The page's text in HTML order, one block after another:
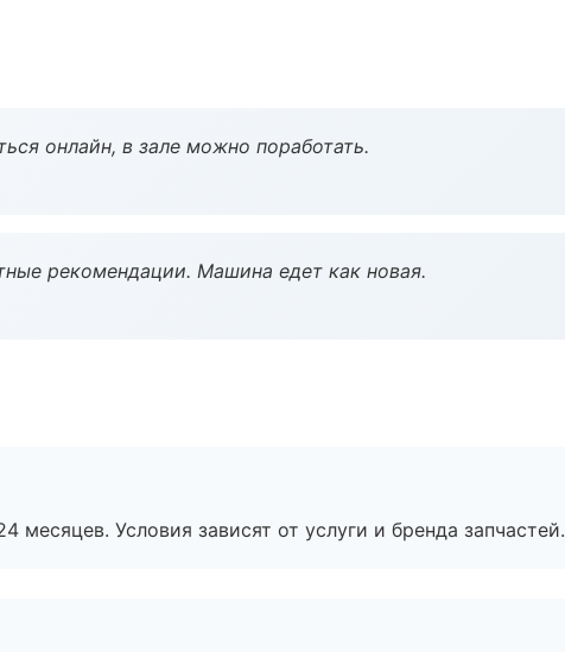
онлайн, в зале можно поработать.
рекомендации. Машина едет как новая.
Условия зависят от услуги и бренда запчастей.